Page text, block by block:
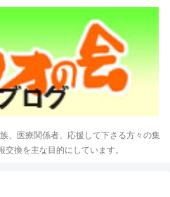
、医療関係者、応援して下さる方々の集
交換を主な目的にしています。